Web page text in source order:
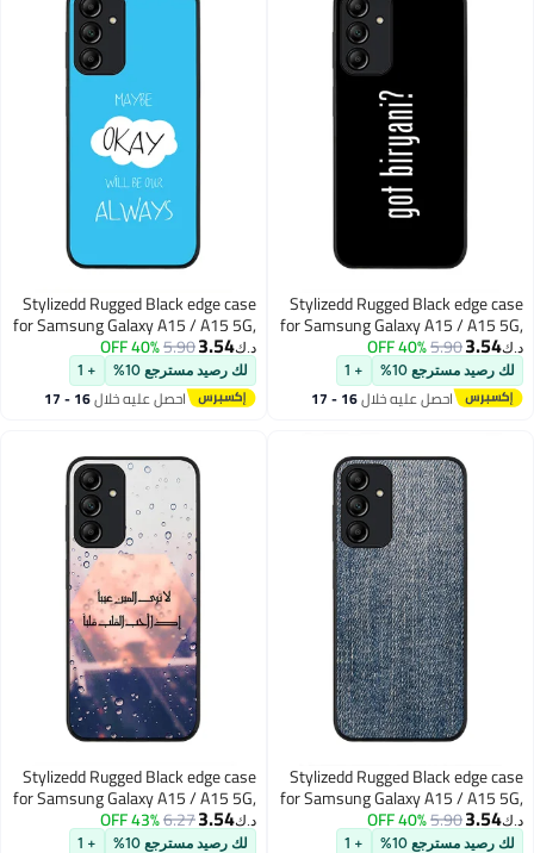
Stylizedd Rugged Black edge case
for Samsung Galaxy A15 / A15 5G,
Slim fit Soft Case Flexible Anti Drop
TPU Gel Thin Cover- Got Biryani?
د.ك‏3.54
5.90
40% OFF
لك رصيد مسترجع 10% + 1
احصل عليه خلال 16 - 17
Stylizedd Rugged Black edge case
for Samsung Galaxy A15 / A15 5G,
Slim fit Soft Case Flexible Rubber
Edges Anti Drop TPU Gel Thin
Cover- Maybe Okay
د.ك‏3.54
5.90
40% OFF
لك رصيد مسترجع 10% + 1
احصل عليه خلال 16 - 17
Stylizedd Rugged Black edge case
for Samsung Galaxy A15 / A15 5G,
Slim fit Soft Case Flexible Anti Drop
TPU Gel Thin Cover- Dark Denim
د.ك‏3.54
5.90
40% OFF
لك رصيد مسترجع 10% + 1
Stylizedd Rugged Black edge case
for Samsung Galaxy A15 / A15 5G,
Slim fit Soft Case Flexible Anti Drop
TPU Gel Thin Cover- When The
د.ك‏3.54
6.27
43% OFF
لك رصيد مسترجع 10% + 1